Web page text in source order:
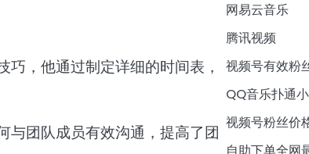
，他通过制定详细的时间表，
与团队成员有效沟通，提高了团
网易云音乐
腾讯视频
视频号有效粉
QQ音乐扑通
视频号粉丝价